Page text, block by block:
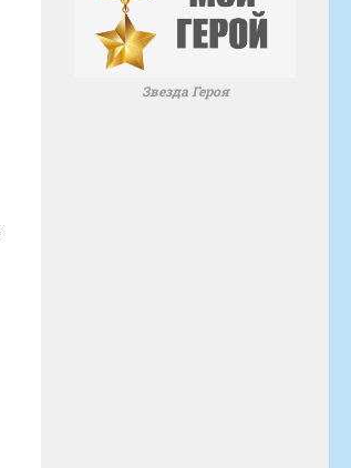
Звезда Героя